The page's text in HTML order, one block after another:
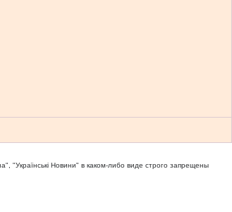
"Українськi Новини" в каком-либо виде строго запрещены